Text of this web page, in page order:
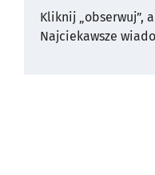
Kliknij „obserwuj”,
Najciekawsze